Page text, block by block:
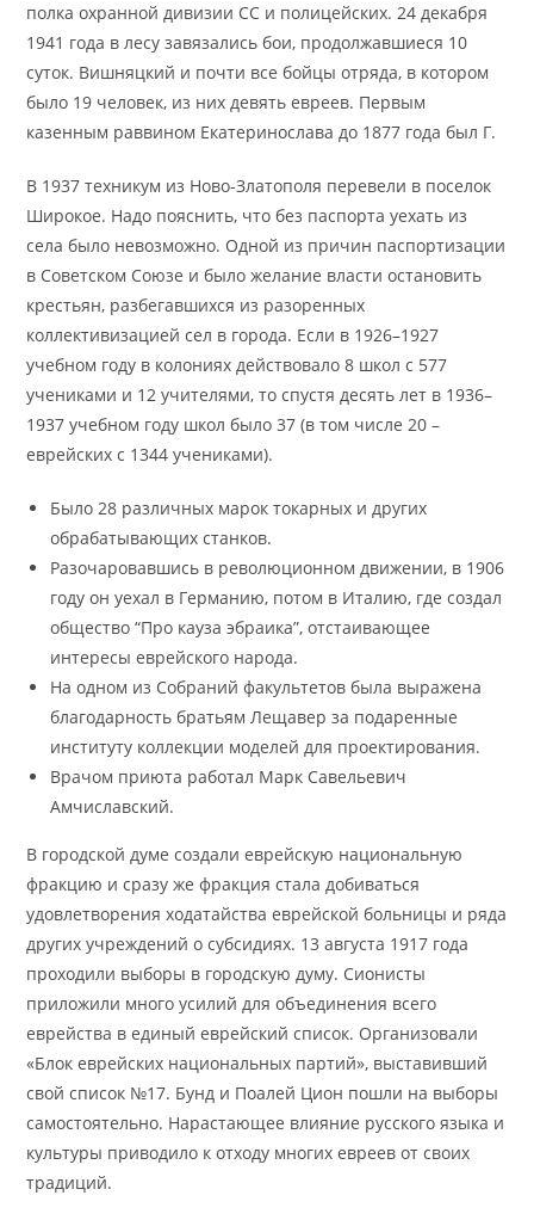
полка охранной дивизии СС и полицейских. 24 декабря
1941 года в лесу завязались бои, продолжавшиеся 10
суток. Вишняцкий и почти все бойцы отряда, в котором
было 19 человек, из них девять евреев. Первым
казенным раввином Екатеринослава до 1877 года был Г.
В 1937 техникум из Ново-Златополя перевели в поселок
Широкое. Надо пояснить, что без паспорта уехать из
села было невозможно. Одной из причин паспортизации
в Советском Союзе и было желание власти остановить
крестьян, разбегавшихся из разоренных
коллективизацией сел в города. Если в 1926–1927
учебном году в колониях действовало 8 школ с 577
учениками и 12 учителями, то спустя десять лет в 1936–
1937 учебном году школ было 37 (в том числе 20 –
еврейских с 1344 учениками).
Было 28 различных марок токарных и других
обрабатывающих станков.
Разочаровавшись в революционном движении, в 1906
году он уехал в Германию, потом в Италию, где создал
общество “Про кауза эбраика”, отстаивающее
интересы еврейского народа.
На одном из Собраний факультетов была выражена
благодарность братьям Лещавер за подаренные
институту коллекции моделей для проектирования.
Врачом приюта работал Марк Савельевич
Амчиславский.
В городской думе создали еврейскую национальную
фракцию и сразу же фракция стала добиваться
удовлетворения ходатайства еврейской больницы и ряда
других учреждений о субсидиях. 13 августа 1917 года
проходили выборы в городскую думу. Сионисты
приложили много усилий для объединения всего
еврейства в единый еврейский список. Организовали
«Блок еврейских национальных партий», выставивший
свой список №17. Бунд и Поалей Цион пошли на выборы
самостоятельно. Нарастающее влияние русского языка и
культуры приводило к отходу многих евреев от своих
традиций.